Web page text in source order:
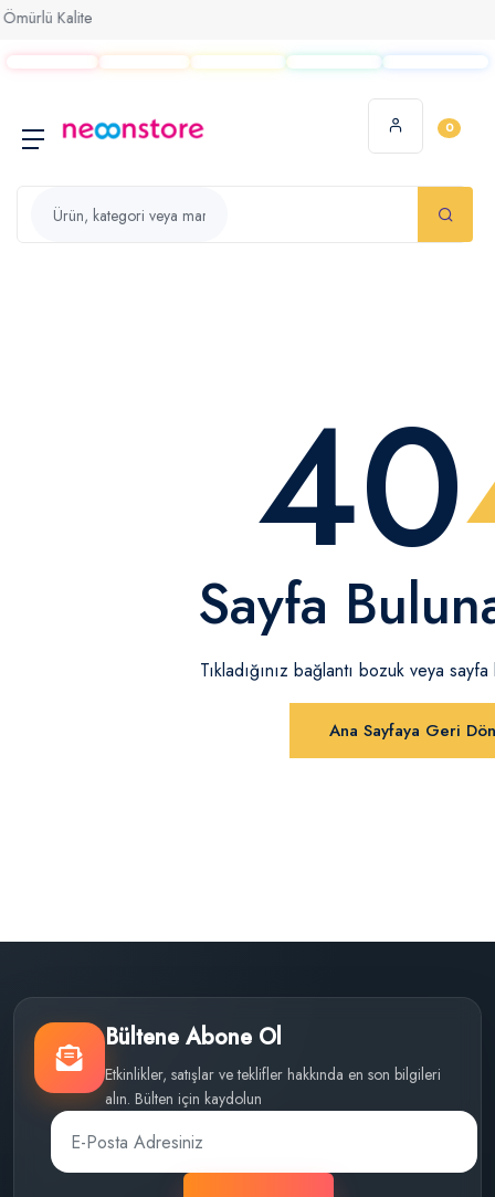
Kalite
0
40
Sayfa
Tıkladığınız bağlantı bozuk veya sayfa
Ana Sayfaya Geri Dön
Bültene Abone Ol
Etkinlikler, satışlar ve teklifler hakkında en son bilgileri
alın. Bülten için kaydolun